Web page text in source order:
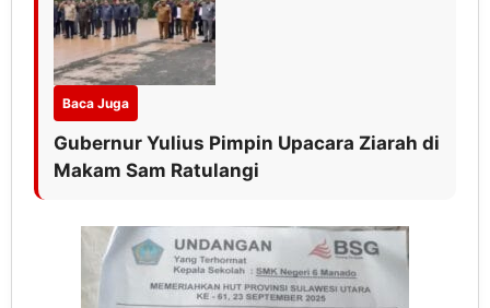
Baca Juga
Gubernur Yulius Pimpin Upacara Ziarah di
Makam Sam Ratulangi‎